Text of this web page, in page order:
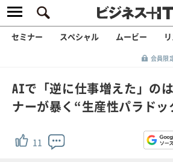
セミナー スペシャル ムービー
会員限
AIで「逆に仕事増えた」の
ナーが暴く“生産性パラド
11